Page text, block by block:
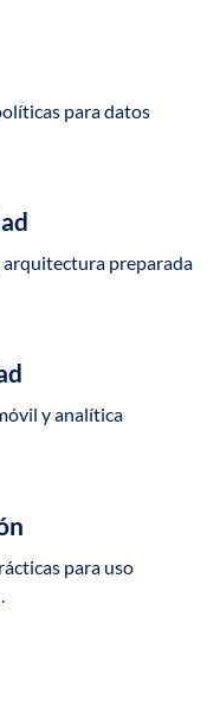
para datos
arquitectura preparada
y analítica
para uso